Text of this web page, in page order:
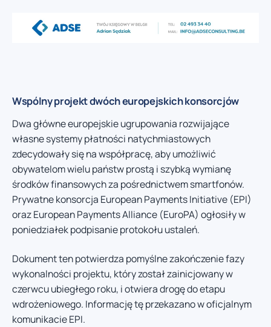
Wspólny projekt dwóch europejskich konsorcjów
Dwa główne europejskie ugrupowania rozwijające
własne systemy płatności natychmiastowych
zdecydowały się na współpracę, aby umożliwić
obywatelom wielu państw prostą i szybką wymianę
środków finansowych za pośrednictwem smartfonów.
Prywatne konsorcja European Payments Initiative (EPI)
oraz European Payments Alliance (EuroPA) ogłosiły w
poniedziałek podpisanie protokołu ustaleń.
Dokument ten potwierdza pomyślne zakończenie fazy
wykonalności projektu, który został zainicjowany w
czerwcu ubiegłego roku, i otwiera drogę do etapu
wdrożeniowego. Informację tę przekazano w oficjalnym
komunikacie EPI.